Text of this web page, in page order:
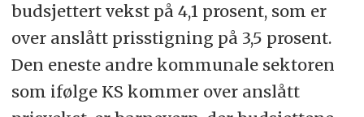
budsjettert vekst på 4,1 prosent, som er
over anslått prisstigning på 3,5 prosent.
Den eneste andre kommunale sektoren
som ifølge KS kommer over anslått